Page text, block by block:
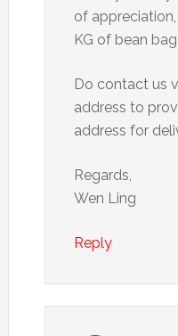
of
KG of bean
Do contact us
address to
address for
Regards,
Wen Ling
Reply